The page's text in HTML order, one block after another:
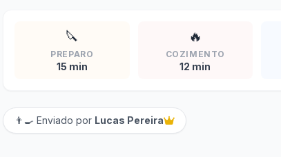
🔪
PREPARO
15 min
🔥
COZIMENTO
12 min
👨‍🍳 Enviado por Lucas Pereira